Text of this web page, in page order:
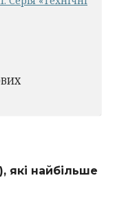
які найбільше